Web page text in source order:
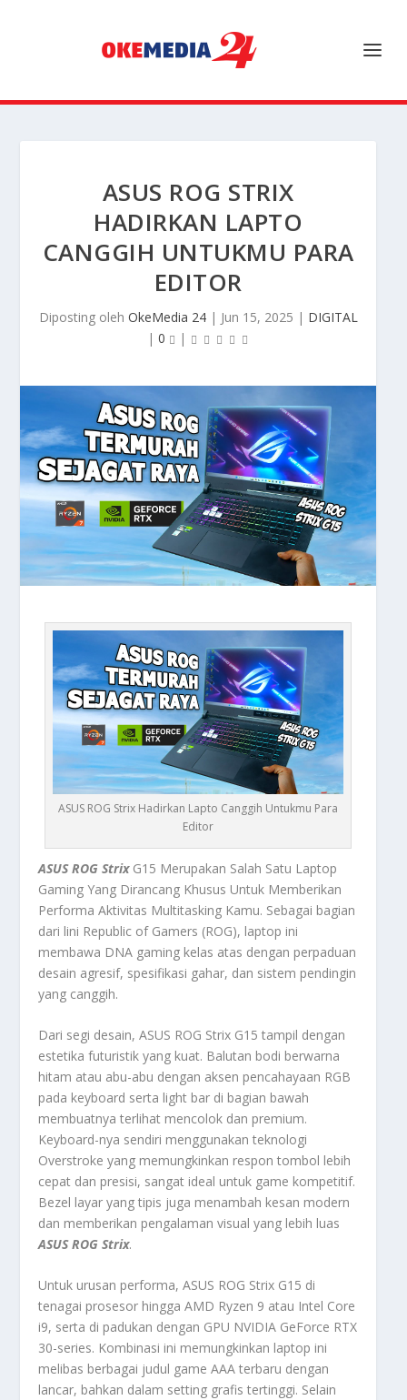
ASUS ROG STRIX
HADIRKAN LAPTO
CANGGIH UNTUKMU PARA
EDITOR
Diposting oleh OkeMedia 24| Jun 15, 2025 | DIGITAL
| 0 |
ASUS ROG Strix Hadirkan Lapto Canggih Untukmu Para
Editor
ASUS ROG StrixG15 Merupakan Salah Satu Laptop
Gaming Yang Dirancang Khusus Untuk Memberikan
Performa Aktivitas Multitasking Kamu. Sebagai bagian
dari lini Republic of Gamers (ROG), laptop ini
membawa DNA gaming kelas atas dengan perpaduan
desain agresif, spesifikasi gahar, dan sistem pendingin
yang canggih.
Dari segi desain, ASUS ROG Strix G15 tampil dengan
estetika futuristik yang kuat. Balutan bodi berwarna
hitam atau abu-abu dengan aksen pencahayaan RGB
pada keyboard serta light bar di bagian bawah
membuatnya terlihat mencolok dan premium.
Keyboard-nya sendiri menggunakan teknologi
Overstroke yang memungkinkan respon tombol lebih
cepat dan presisi, sangat ideal untuk game kompetitif.
Bezel layar yang tipis juga menambah kesan modern
dan memberikan pengalaman visual yang lebih luas
ASUS ROG Strix.
Untuk urusan performa, ASUS ROG Strix G15 di
tenagai prosesor hingga AMD Ryzen 9 atau Intel Core
i9, serta di padukan dengan GPU NVIDIA GeForce RTX
30-series. Kombinasi ini memungkinkan laptop ini
melibas berbagai judul game AAA terbaru dengan
lancar, bahkan dalam setting grafis tertinggi. Selain